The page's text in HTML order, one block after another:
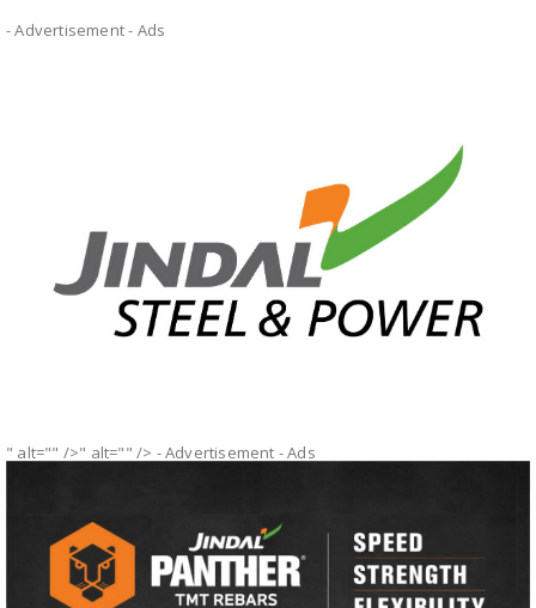
- Advertisement - Ads
" alt="" />" alt="" /> - Advertisement -Ads